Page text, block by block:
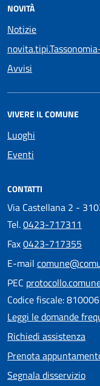
NOVITÀ
Notizie
Avvisi
VIVERE IL COMUNE
Luoghi
Eventi
CONTATTI
Via Castellana 2 -
Tel.0423-717311
Fax0423-717355
E-mail
PEC
Codice fiscale:
Leggi le domande
Richiedi assistenza
Prenota
Segnala disservizio